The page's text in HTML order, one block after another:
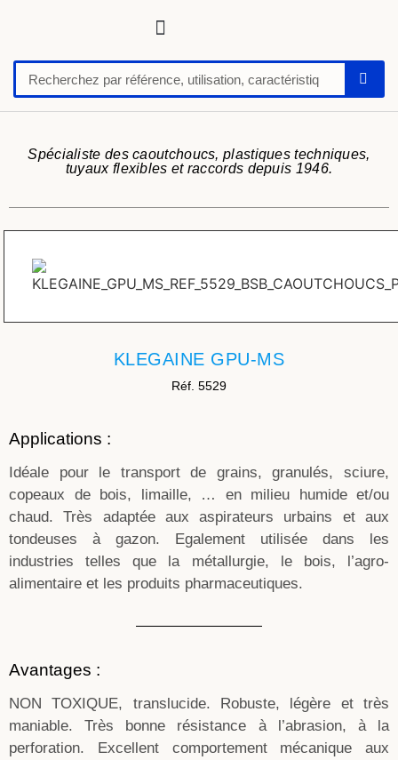
Spécialiste des caoutchoucs, plastiques techniques,
tuyaux flexibles et raccords depuis 1946.
KLEGAINE GPU-MS
Réf. 5529
Applications :
Idéale pour le transport de grains, granulés, sciure,
copeaux de bois, limaille, … en milieu humide et/ou
chaud. Très adaptée aux aspirateurs urbains et aux
tondeuses à gazon. Egalement utilisée dans les
industries telles que la métallurgie, le bois, l’agro-
alimentaire et les produits pharmaceutiques.
Avantages :
NON TOXIQUE, translucide. Robuste, légère et très
maniable. Très bonne résistance à l’abrasion, à la
perforation. Excellent comportement mécanique aux